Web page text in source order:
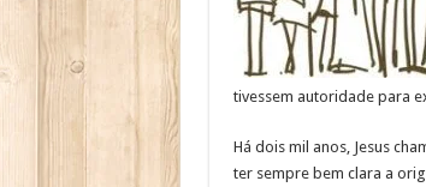
tivessem autoridade para
Há dois mil anos, Jesus
ter sempre bem clara a